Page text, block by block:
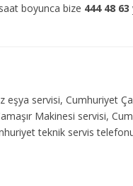
boyunca bize 444 48 63
servisi, Cumhuriyet
Makinesi servisi,
teknik servis